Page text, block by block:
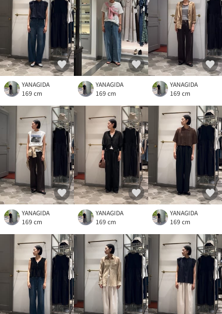
YANAGIDA
169 cm
YANAGIDA
169 cm
YANAGIDA
169 cm
YANAGIDA
169 cm
YANAGIDA
169 cm
YANAGIDA
169 cm